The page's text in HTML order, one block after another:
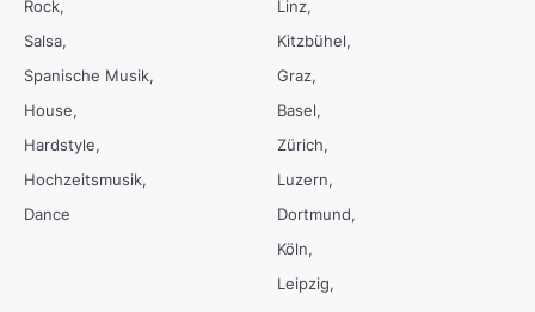
Rock
Salsa
Spanische Musik
House
Hardstyle
Hochzeitsmusik
Dance
Linz
Kitzbühel
Graz
Basel
Zürich
Luzern
Dortmund
Köln
Leipzig